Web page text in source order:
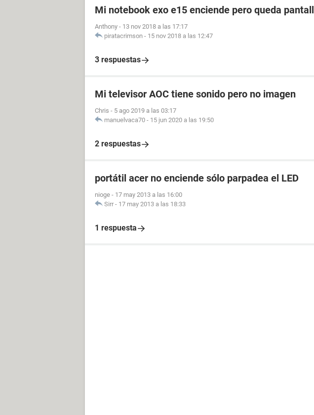
Mi notebook exo e15 enciende pero queda
Anthony - 13 nov 2018 a las 17:17
piratacrimson - 15 nov 2018 a las 12:47
3 respuestas
Mi televisor AOC tiene sonido pero no imagen
Chris - 5 ago 2019 a las 03:17
manuelvaca70 - 15 jun 2020 a las 19:50
2 respuestas
portátil acer no enciende sólo parpadea el LED
nioge - 17 may 2013 a las 16:00
Sirr - 17 may 2013 a las 18:33
1 respuesta